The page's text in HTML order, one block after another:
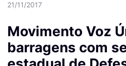
21/11/2017
Movimento Voz
barragens com